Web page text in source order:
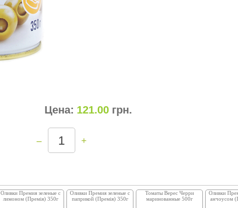
Цена: 121.00 грн.
– +
Оливки Премия зеленые с
лимоном (Премія) 350г
Оливки Премия зеленые с
паприкой (Премія) 350г
Томаты Верес Черри
маринованные 500г
Оливки
анчоусом